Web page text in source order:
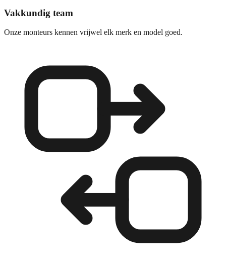
Vakkundig team
Onze monteurs kennen vrijwel elk merk en model goed.